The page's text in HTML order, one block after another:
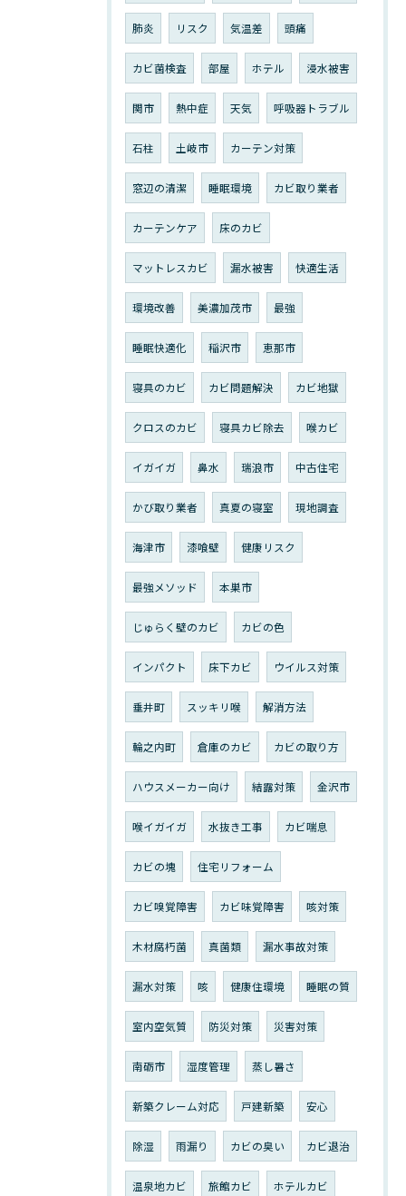
肺炎 リスク 気温差 頭痛
カビ菌検査 部屋 ホテル 浸水被害
関市 熱中症 天気 呼吸器トラブル
石柱 土岐市 カーテン対策
窓辺の清潔 睡眠環境 カビ取り業者
カーテンケア 床のカビ
マットレスカビ 漏水被害 快適生活
環境改善 美濃加茂市 最強
睡眠快適化 稲沢市 恵那市
寝具のカビ カビ問題解決 カビ地獄
クロスのカビ 寝具カビ除去 喉カビ
イガイガ 鼻水 瑞浪市 中古住宅
かび取り業者 真夏の寝室 現地調査
海津市 漆喰壁 健康リスク
最強メソッド 本巣市
じゅらく壁のカビ カビの色
インパクト 床下カビ ウイルス対策
垂井町 スッキリ喉 解消方法
輪之内町 倉庫のカビ カビの取り方
ハウスメーカー向け 結露対策 金沢市
喉イガイガ 水抜き工事 カビ喘息
カビの塊 住宅リフォーム
カビ嗅覚障害 カビ味覚障害 咳対策
木材腐朽菌 真菌類 漏水事故対策
漏水対策 咳 健康住環境 睡眠の質
室内空気質 防災対策 災害対策
南砺市 湿度管理 蒸し暑さ
新築クレーム対応 戸建新築 安心
除湿 雨漏り カビの臭い カビ退治
温泉地カビ 旅館カビ ホテルカビ